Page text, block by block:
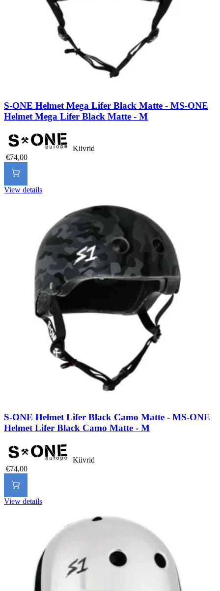
S-ONE Helmet Mega Lifer Black Matte - MS-ONE
Helmet Mega Lifer Black Matte - M
Kiivrid
€74,00
View details
S-ONE Helmet Lifer Black Camo Matte - MS-ONE
Helmet Lifer Black Camo Matte - M
Kiivrid
€74,00
View details